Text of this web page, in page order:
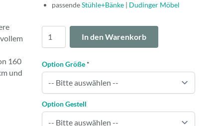
160
und
passendeStühle+Bänke | Dudinger Möbel
In den Warenkorb
Option Größe *
Option Gestell